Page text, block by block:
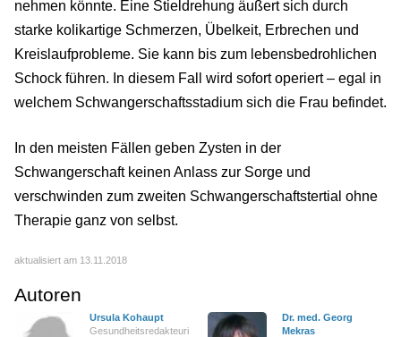
nehmen könnte. Eine Stieldrehung äußert sich durch
starke kolikartige Schmerzen, Übelkeit, Erbrechen und
Kreislaufprobleme. Sie kann bis zum lebensbedrohlichen
Schock führen. In diesem Fall wird sofort operiert – egal in
welchem Schwangerschaftsstadium sich die Frau befindet.
In den meisten Fällen geben Zysten in der
Schwangerschaft keinen Anlass zur Sorge und
verschwinden zum zweiten Schwangerschaftstertial ohne
Therapie ganz von selbst.
aktualisiert am 13.11.2018
Autoren
Ursula Kohaupt
Gesundheitsredakteuri
Dr. med. Georg
Mekras